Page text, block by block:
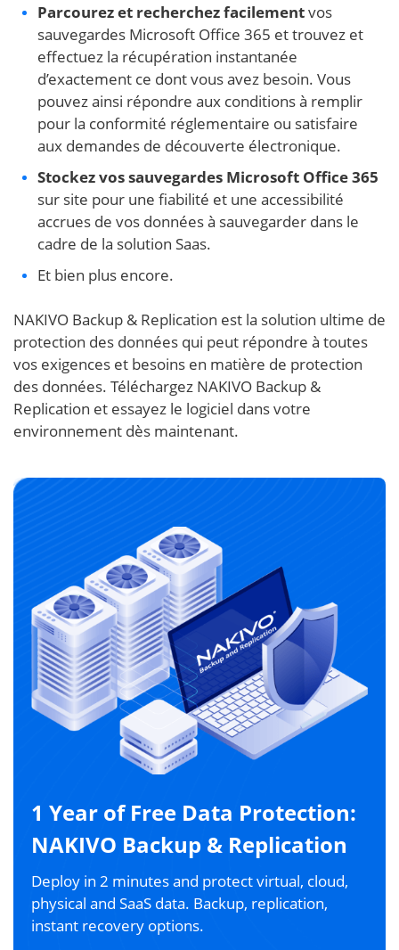
Parcourez et recherchez facilementvos
sauvegardes Microsoft Office 365 et trouvez et
effectuez la récupération instantanée
d’exactement ce dont vous avez besoin. Vous
pouvez ainsi répondre aux conditions à remplir
pour la conformité réglementaire ou satisfaire
aux demandes de découverte électronique.
Stockez vos sauvegardes Microsoft Office 365
sur site pour une fiabilité et une accessibilité
accrues de vos données à sauvegarder dans le
cadre de la solution Saas.
Et bien plus encore.
NAKIVO Backup & Replication est la solution ultime de
protection des données qui peut répondre à toutes
vos exigences et besoins en matière de protection
des données. Téléchargez NAKIVO Backup &
Replication et essayez le logiciel dans votre
environnement dès maintenant.
1 Year of Free Data Protection:
NAKIVO Backup & Replication
Deploy in 2 minutes and protect virtual, cloud,
physical and SaaS data. Backup, replication,
instant recovery options.